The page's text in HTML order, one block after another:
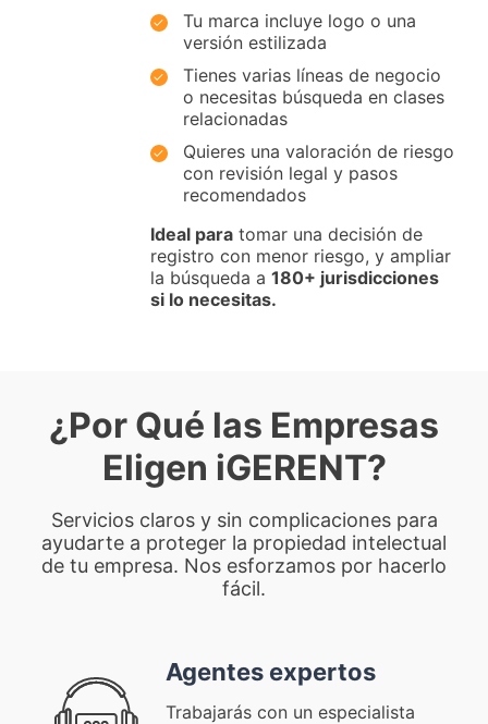
Tu marca incluye logo o una
versión estilizada
Tienes varias líneas de negocio
o necesitas búsqueda en clases
relacionadas
Quieres una valoración de riesgo
con revisión legal y pasos
recomendados
Ideal para tomar una decisión de
registro con menor riesgo, y ampliar
la búsqueda a 180+ jurisdicciones
si lo necesitas.
¿Por Qué las Empresas
Eligen iGERENT?
Servicios claros y sin complicaciones para
ayudarte a proteger la propiedad intelectual
de tu empresa. Nos esforzamos por hacerlo
fácil.
Agentes expertos
Trabajarás con un especialista